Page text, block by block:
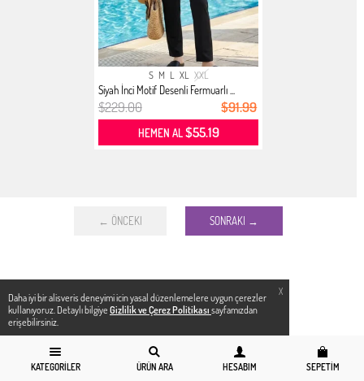
X
Daha iyi bir alisveris deneyimi icin yasal düzenlemelere uygun çerezler
kullanıyoruz. Detaylı bilgiye Gizlilik ve Çerez Politikası sayfamızdan
erişebilirsiniz.
KATEGORILER ÜRÜN ARA HESABIM SEPETIM
S M L XL XXL
Siyah İnci Motif Desenli Fermuarlı ...
$229.00 $91.99
HEMEN AL$55.19
← ÖNCEKI SONRAKI →